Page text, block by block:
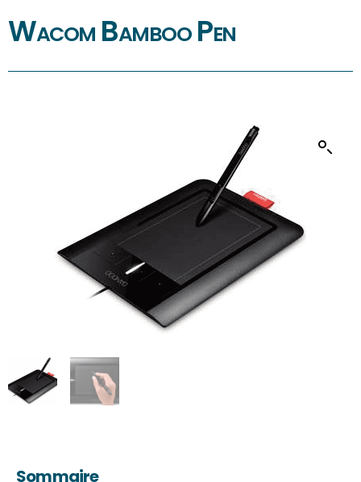
Wacom Bamboo Pen
Sommaire